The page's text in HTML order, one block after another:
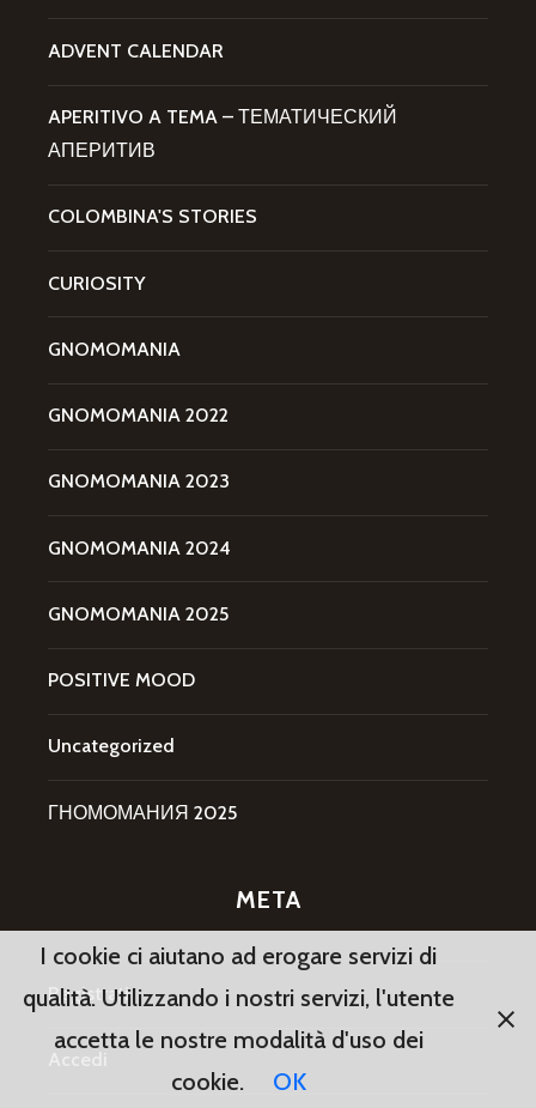
ADVENT CALENDAR
APERITIVO A TEMA – ТЕМАТИЧЕСКИЙ
АПЕРИТИВ
COLOMBINA'S STORIES
CURIOSITY
GNOMOMANIA
GNOMOMANIA 2022
GNOMOMANIA 2023
GNOMOMANIA 2024
GNOMOMANIA 2025
POSITIVE MOOD
Uncategorized
ГНОМОМАНИЯ 2025
META
Registrati
I cookie ci aiutano ad erogare servizi di
qualità. Utilizzando i nostri servizi, l'utente
accetta le nostre modalità d'uso dei
cookie.
OK